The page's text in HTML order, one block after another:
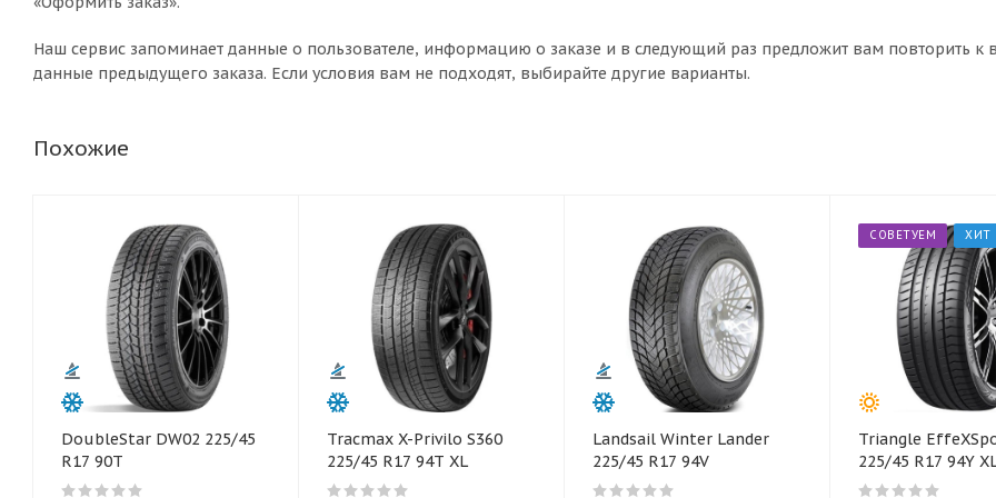
Наш сервис запоминает данные о пользователе, информацию о заказе и в следующий раз предложит вам повторить к
данные предыдущего заказа. Если условия вам не подходят, выбирайте другие варианты.
Похожие
DoubleStar DW02 225/45
R17 90T
Tracmax X-Privilo S360
225/45 R17 94T XL
Landsail Winter Lander
225/45 R17 94V
СОВЕТУЕМ ХИТ
Triangle
225/45 R17 94Y